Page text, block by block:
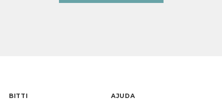
BITTI AJUDA